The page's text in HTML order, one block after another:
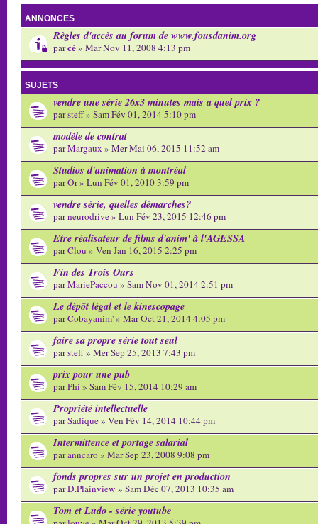
ANNONCES
Règles d'accès au forum de www.fousdanim.org
parcé» Mar Nov 11, 2008 4:13 pm
SUJETS
vendre une série 26x3 minutes mais a quel prix ?
parsteff» Sam Fév 01, 2014 5:10 pm
modèle de contrat
parMargaux » Mer Mai 06, 2015 11:52 am
Studios d'animation à montréal
parOr» Lun Fév 01, 2010 3:59 pm
vendre série, quelles démarches?
parneurodrive» Lun Fév 23, 2015 12:46 pm
Etre réalisateur de films d'anim' à l'AGESSA
parClou » Ven Jan 16, 2015 2:25 pm
Fin des Trois Ours
parMariePaccou » Sam Nov 01, 2014 2:51 pm
Le dépôt légal et le kinescopage
parCobayanim'» Mar Oct 21, 2014 4:05 pm
faire sa propre série tout seul
parsteff» Mer Sep 25, 2013 7:43 pm
prix pour une pub
parPhi » Sam Fév 15, 2014 10:29 am
Propriété intellectuelle
parSadique» Ven Fév 14, 2014 10:44 pm
Intermittence et portage salarial
paranncaro» Mar Sep 23, 2008 9:08 pm
fonds propres sur un projet en production
parD.Plainview » Sam Déc 07, 2013 10:35 am
Tom et Ludo - série youtube